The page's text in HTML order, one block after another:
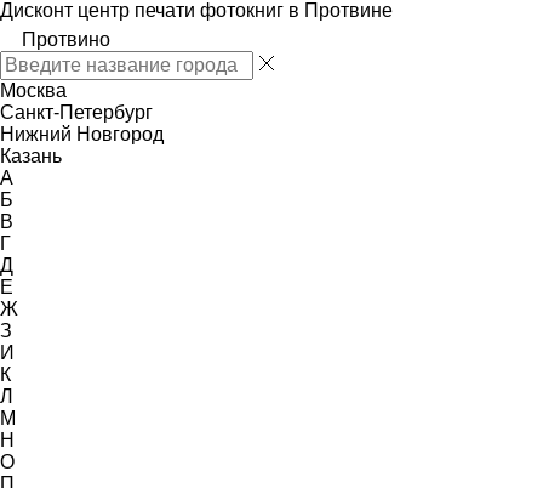
Дисконт центр печати фотокниг в Протвине
Протвино
Москва
Санкт-Петербург
Нижний Новгород
Казань
А
Б
В
Г
Д
Е
Ж
З
И
К
Л
М
Н
О
П